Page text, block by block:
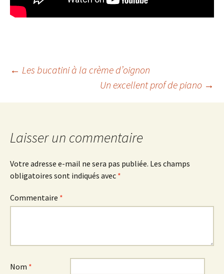
Navigation
des
articles
← Les bucatini à la crème d’oignon
Un excellent prof de piano →
Laisser un commentaire
Votre adresse e-mail ne sera pas publiée. Les champs
obligatoires sont indiqués avec *
Commentaire *
Nom *